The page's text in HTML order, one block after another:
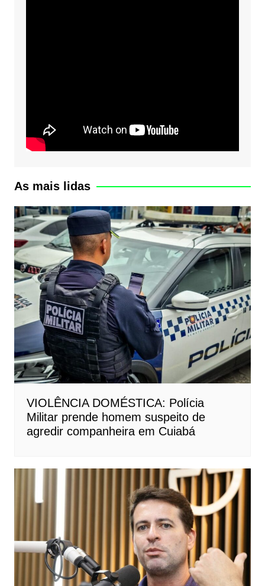
As mais lidas
VIOLÊNCIA DOMÉSTICA: Polícia
Militar prende homem suspeito de
agredir companheira em Cuiabá